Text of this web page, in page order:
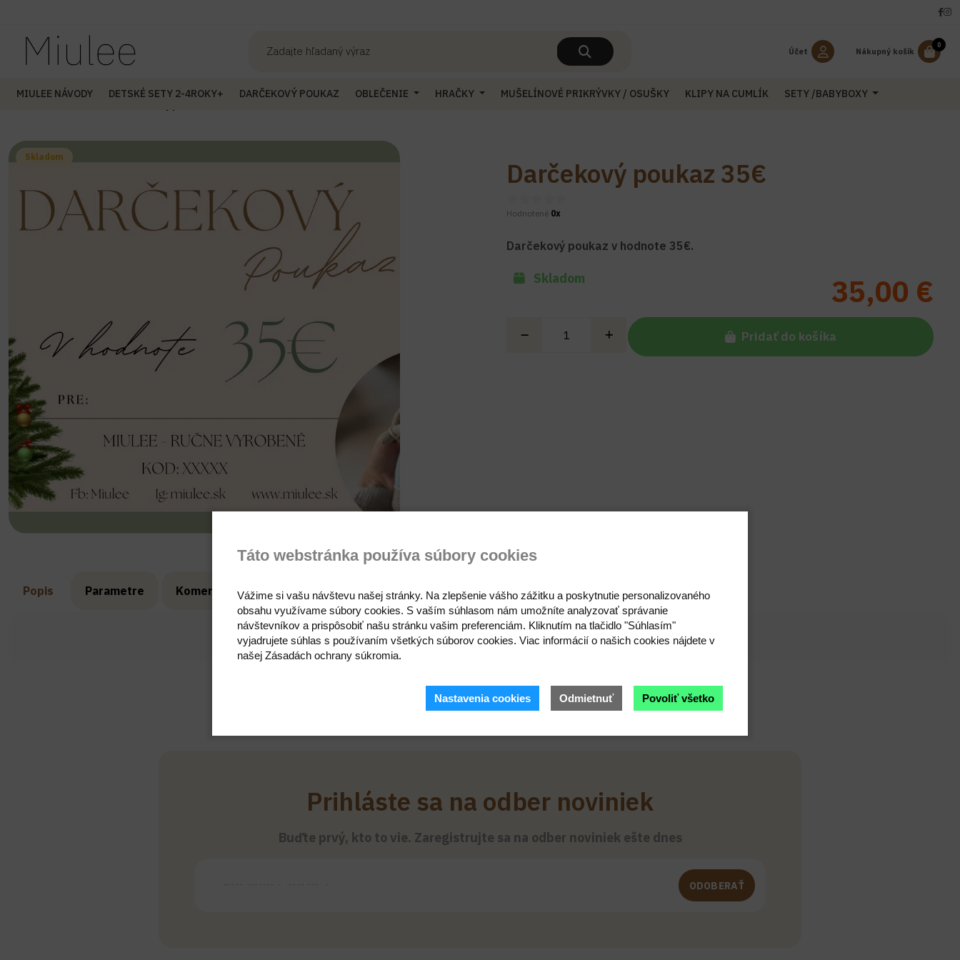
Účet Nákupný košík
0
MIULEE NÁVODY DETSKÉ SETY 2-4ROKY+ DARČEKOVÝ POUKAZ OBLEČENIE HRAČKY MUŠELÍNOVÉ PRIKRÝVKY / OSUŠKY KLIPY NA CUMLÍK SETY /BABYBOXY
Skladom
Darčekový poukaz 35€
Hodnotené 0x
Darčekový poukaz v hodnote 35€.
Skladom 35,00 €
Pridať do košíka
Popis Parametre Komentáre Recenzie Otázka na produkt
Prihláste sa na odber noviniek
Buďte prvý, kto to vie. Zaregistrujte sa na odber noviniek ešte dnes
ODOBERAŤ
Táto webstránka používa súbory cookies
Vážime si vašu návštevu našej stránky. Na zlepšenie vášho zážitku a poskytnutie personalizovaného
obsahu využívame súbory cookies. S vaším súhlasom nám umožníte analyzovať správanie
návštevníkov a prispôsobiť našu stránku vašim preferenciám. Kliknutím na tlačidlo "Súhlasím"
vyjadrujete súhlas s používaním všetkých súborov cookies. Viac informácií o našich cookies nájdete v
našej Zásadách ochrany súkromia.
Nastavenia cookies Odmietnuť Povoliť všetko